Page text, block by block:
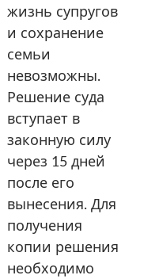
жизнь супругов
и сохранение
семьи
невозможны.
Решение суда
вступает в
законную силу
через 15 дней
после его
вынесения. Для
получения
копии решения
необходимо